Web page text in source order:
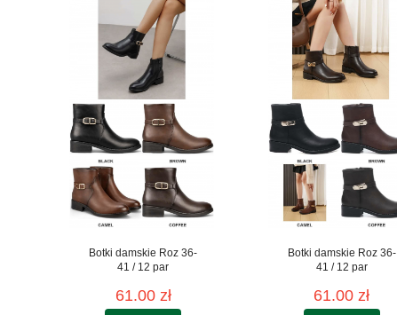
Botki damskie Roz 36-
41 / 12 par
61.00 zł
Botki damskie Roz 36-
41 / 12 par
61.00 zł